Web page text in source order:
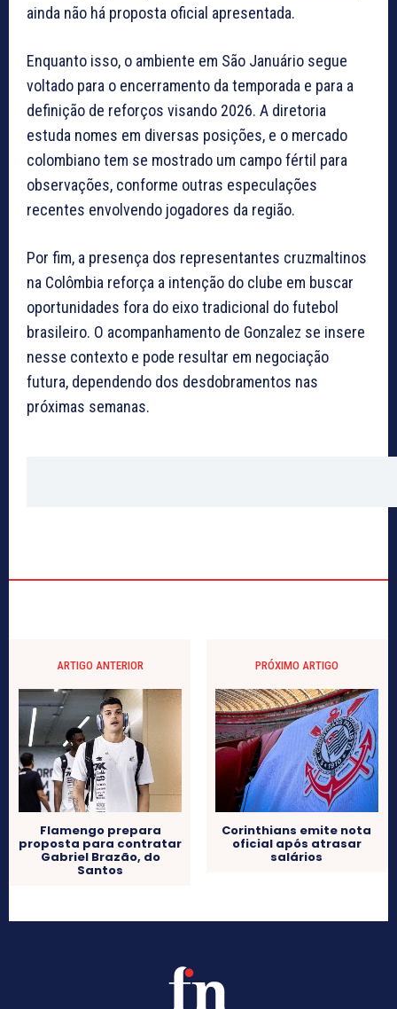
ainda não há proposta oficial apresentada.
Enquanto isso, o ambiente em São Januário segue
voltado para o encerramento da temporada e para a
definição de reforços visando 2026. A diretoria
estuda nomes em diversas posições, e o mercado
colombiano tem se mostrado um campo fértil para
observações, conforme outras especulações
recentes envolvendo jogadores da região.
Por fim, a presença dos representantes cruzmaltinos
na Colômbia reforça a intenção do clube em buscar
oportunidades fora do eixo tradicional do futebol
brasileiro. O acompanhamento de Gonzalez se insere
nesse contexto e pode resultar em negociação
futura, dependendo dos desdobramentos nas
próximas semanas.
ARTIGO ANTERIOR
Flamengo prepara
proposta para contratar
Gabriel Brazão, do
Santos
PRÓXIMO ARTIGO
Corinthians emite nota
oficial após atrasar
salários